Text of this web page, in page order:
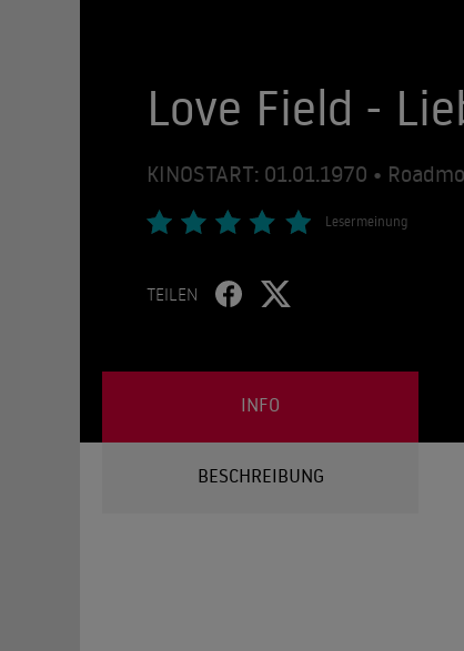
Love Field -
KINOSTART: 01.01.1970 •
Lesermeinung
TEILEN
INFO
BESCHREIBUNG